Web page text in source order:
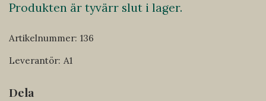
Produkten är tyvärr slut i lager.
Artikelnummer: 136
Leverantör: A1
Dela